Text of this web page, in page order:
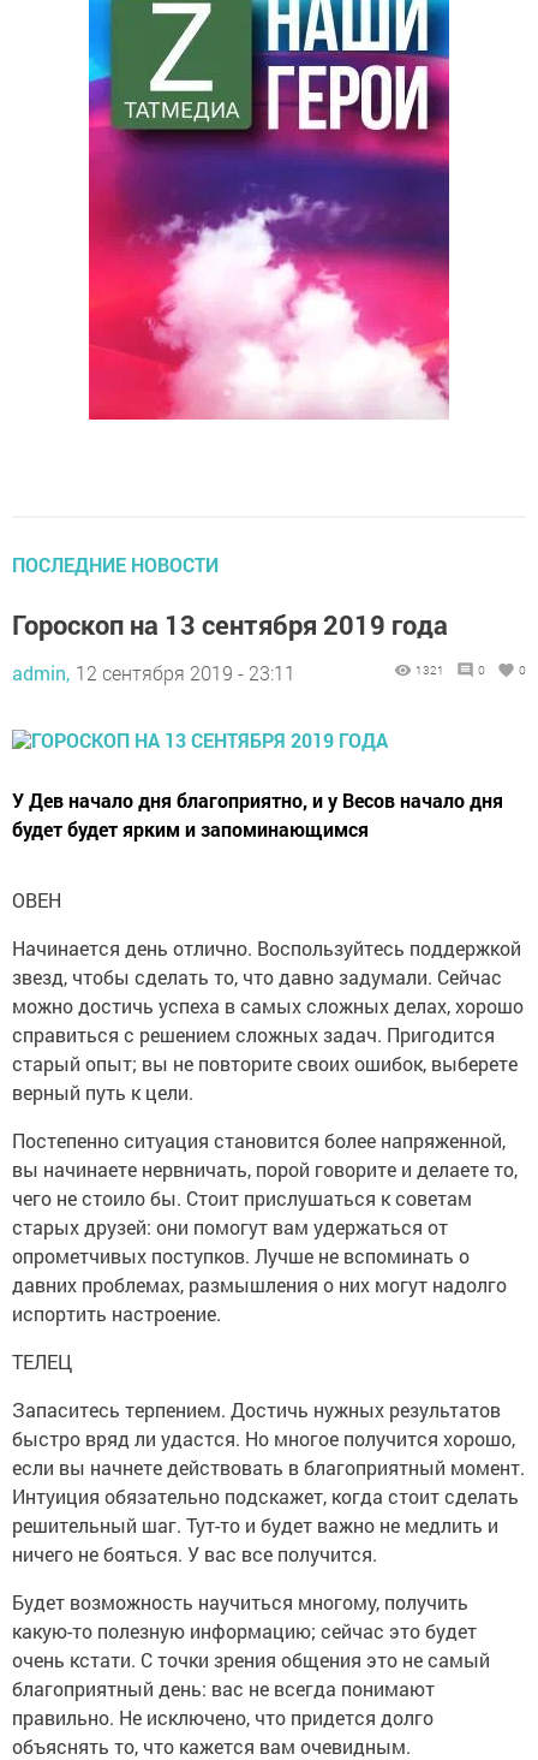
ПОСЛЕДНИЕ НОВОСТИ
Гороскоп на 13 сентября 2019 года
admin, 12 сентября 2019 - 23:11 1321 0 0
У Дев начало дня благоприятно, и у Весов начало дня
будет будет ярким и запоминающимся
ОВЕН
Начинается день отлично. Воспользуйтесь поддержкой
звезд, чтобы сделать то, что давно задумали. Сейчас
можно достичь успеха в самых сложных делах, хорошо
справиться с решением сложных задач. Пригодится
старый опыт; вы не повторите своих ошибок, выберете
верный путь к цели.
Постепенно ситуация становится более напряженной,
вы начинаете нервничать, порой говорите и делаете то,
чего не стоило бы. Стоит прислушаться к советам
старых друзей: они помогут вам удержаться от
опрометчивых поступков. Лучше не вспоминать о
давних проблемах, размышления о них могут надолго
испортить настроение.
ТЕЛЕЦ
Запаситесь терпением. Достичь нужных результатов
быстро вряд ли удастся. Но многое получится хорошо,
если вы начнете действовать в благоприятный момент.
Интуиция обязательно подскажет, когда стоит сделать
решительный шаг. Тут-то и будет важно не медлить и
ничего не бояться. У вас все получится.
Будет возможность научиться многому, получить
какую-то полезную информацию; сейчас это будет
очень кстати. С точки зрения общения это не самый
благоприятный день: вас не всегда понимают
правильно. Не исключено, что придется долго
объяснять то, что кажется вам очевидным.